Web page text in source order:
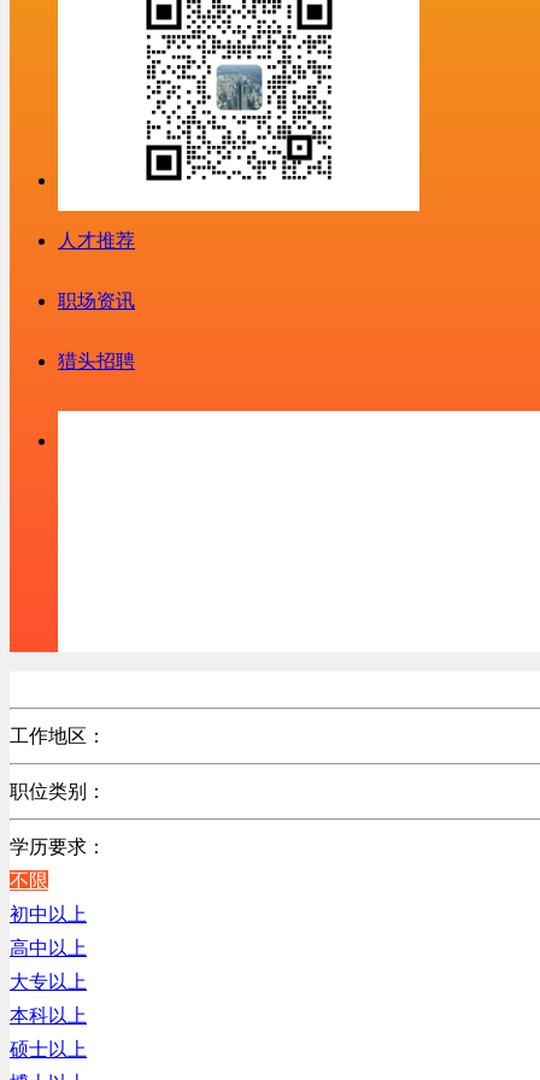
人才推荐
职场资讯
猎头招聘
工作地区：
不限
北京
广东
江苏
陕西
浙江
辽宁
上海
职位类别：
不限
机械制造/仪器仪表类
计算机硬件类
销售管理类
计算机软件类
贸易/物流/仓储/采购类
客服及凯发娱乐网址的技术支持类
电子/电器/半导体类
学历要求：
不限
初中以上
高中以上
大专以上
本科以上
硕士以上